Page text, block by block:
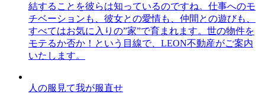
結することを彼らは知っているのですね。仕事へのモ
チベーションも、彼女との愛情も、仲間との遊びも、
すべてはお気に入りの”家”で育まれます。世の物件を
モテるか否か！という目線で、LEON不動産がご案内
いたします。
人の服見て我が服直せ